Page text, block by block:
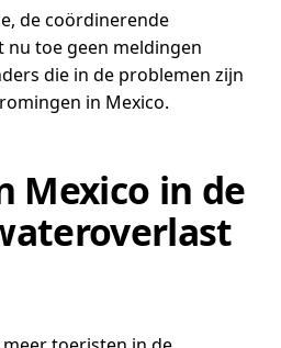
de coördinerende
toe geen meldingen
die in de problemen zijn
in Mexico.
Mexico in de